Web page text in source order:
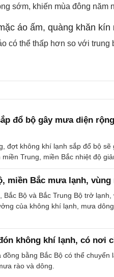
sớm, khiến mùa đông năm
có thể thấp hơn so với trung
đổ bộ gây mưa diện
đợt không khí lạnh sắp đổ bộ sẽ
Trung, miền Bắc nhiệt độ
miền Bắc mưa lạnh,
Bắc Bộ và Bắc Trung Bộ trở
của không khí lạnh, mưa
không khí lạnh, có nơi
đồng bằng Bắc Bộ có thể chuyển
rào và dông.